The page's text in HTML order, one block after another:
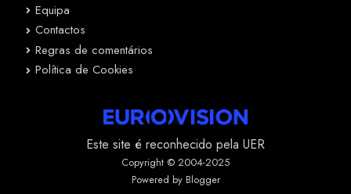
Equipa
Contactos
Regras de comentários
Política de Cookies
Este site é reconhecido pela UER
Copyright © 2004-2025
Powered by Blogger